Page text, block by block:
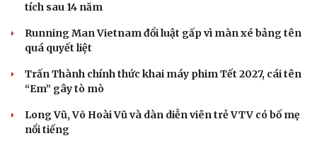
Văn hóa
Sân khấu - Điện ảnh
Văn học
Nghệ sĩ
tích sau 14 năm
Running Man Vietnam đổi luật gấp vì màn xé bảng tên
quá quyết liệt
Trấn Thành chính thức khai máy phim Tết 2027, cái tên
“Em” gây tò mò
Long Vũ, Võ Hoài Vũ và dàn diễn viên trẻ VTV có bố mẹ
nổi tiếng